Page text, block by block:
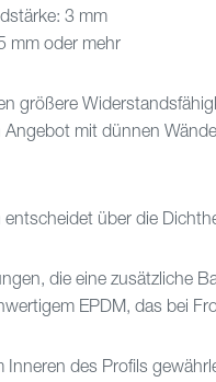
3 mm
mm oder mehr
größere
mit dünnen
entscheidet über die
die eine zusätzliche
EPDM, das bei
Inneren des Profils